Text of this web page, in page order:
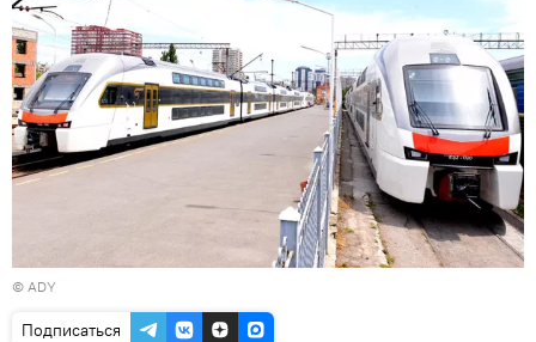
© ADY
Подписаться